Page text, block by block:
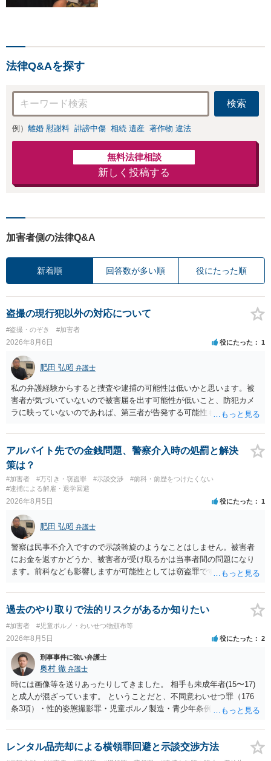
法律Q&Aを探す
検索
例） 離婚 慰謝料 誹謗中傷 相続 遺産 著作物 違法
無料法律相談
新しく投稿する
加害者側の法律Q&A
新着順 回答数が多い順 役にたった順
盗撮の現行犯以外の対応について
#盗撮・のぞき #加害者
2026年8月6日 役にたった 1
肥田 弘昭 弁護士
私の弁護経験からすると捜査や逮捕の可能性は低いかと思います。被
害者が気づいていないので被害届を出す可能性が低いこと、防犯カメ
ラに映っていないのであれば、第三者が告発する可能性も低いこと、
座る女性を盗撮(全体像写真1枚と5秒程度の動画)してしまいました。下
着や胸など強調したものではありません。」とありますが、少なくと
も捜査段階では性的姿態等撮影罪の被疑事実で逮捕勾留されるケース
が私の弁護経験では多くなった印象です（最終的には不起訴ないし各
都道府県の迷惑防止条例違反になることもあります）。2度としないこ
とをお勧めいたします。ご参考にしてください。
アルバイト先での金銭問題、警察介入時の処罰と解決
策は？
#加害者 #万引き・窃盗罪 #示談交渉
#前科・前歴をつけたくない
#逮捕による解雇・退学回避
2026年8月5日 役にたった 1
肥田 弘昭 弁護士
警察は民事不介入ですので示談斡旋のようなことはしません。被害者
にお金を返すかどうか、被害者が受け取るかは当事者間の問題になり
ます。前科なども影響しますが可能性としては窃盗罪ですので、逮捕
過去のやり取りで法的リスクがあるか知りたい
#加害者 #児童ポルノ・わいせつ物頒布等
2026年8月5日 役にたった 2
刑事事件に強い弁護士
奥村 徹 弁護士
時には画像等を送りあったりしてきました。 相手も未成年者(15〜17)
と成人が混ざっています。 ということだと、不同意わいせつ罪（176
条3項）・性的姿態撮影罪・児童ポルノ製造・青少年条例違反（わいせ
で、警察にバレれば、それなりの捜査を受けるでしょう。
レンタル品売却による横領罪回避と示談交渉方法